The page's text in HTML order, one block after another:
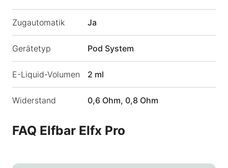
Zugautomatik Ja
Gerätetyp Pod System
E-Liquid-Volumen 2 ml
Widerstand 0,6 Ohm, 0,8 Ohm
FAQ Elfbar Elfx Pro